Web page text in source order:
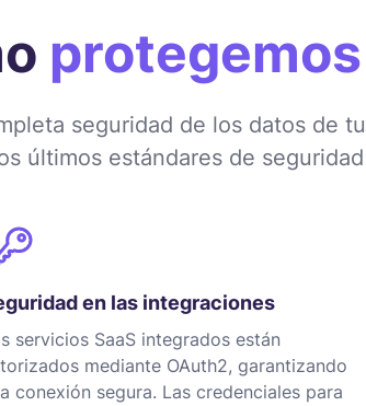
seguridad de los datos de
últimos estándares de
en las integraciones
servicios SaaS integrados están
mediante OAuth2, garantizando
conexión segura. Las credenciales para